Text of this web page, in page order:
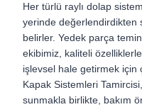
Her türlü raylı dolap
yerinde değerlendirdikten
belirler. Yedek parça
ekibimiz, kaliteli
işlevsel hale getirmek için
Kapak Sistemleri
sunmakla birlikte, bakım